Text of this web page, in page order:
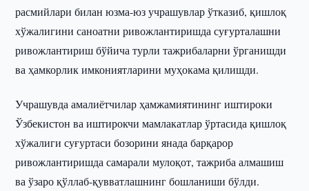
расмийлари билан юзма-юз учрашувлар ўтказиб, қишлоқ
хўжалигини саноатни ривожлантиришда суғурталашни
ривожлантириш бўйича турли тажрибаларни ўрганишди
ва ҳамкорлик имкониятларини муҳокама қилишди.
Учрашувда амалиётчилар ҳамжамиятининг иштироки
Ўзбекистон ва иштирокчи мамлакатлар ўртасида қишлоқ
хўжалиги суғуртаси бозорини янада барқарор
ривожлантиришда самарали мулоқот, тажриба алмашиш
ва ўзаро қўллаб-қувватлашнинг бошланиши бўлди.